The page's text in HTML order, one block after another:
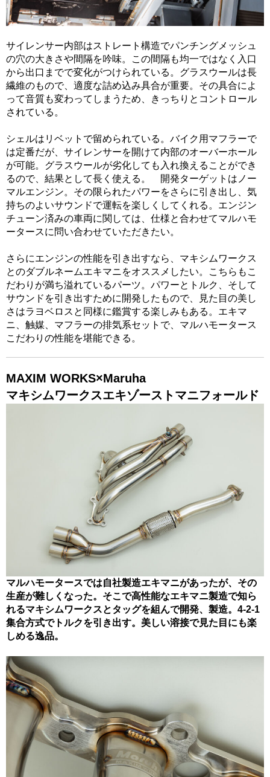
サイレンサー内部はストレート構造でパンチングメッシュ
の穴の大きさや間隔を吟味。この間隔も均一ではなく入口
から出口までで変化がつけられている。グラスウールは長
繊維のもので、適度な詰め込み具合が重要。その具合によ
って音質も変わってしまうため、きっちりとコントロール
されている。
シェルはリベットで留められている。バイク用マフラーで
は定番だが、サイレンサーを開けて内部のオーバーホール
が可能。グラスウールが劣化しても入れ換えることができ
るので、結果として長く使える。 開発ターゲットはノー
マルエンジン。その限られたパワーをさらに引き出し、気
持ちのよいサウンドで運転を楽しくしてくれる。エンジン
チューン済みの車両に関しては、仕様と合わせてマルハモ
ータースに問い合わせていただきたい。
さらにエンジンの性能を引き出すなら、マキシムワークス
とのダブルネームエキマニをオススメしたい。こちらもこ
だわりが満ち溢れているパーツ。パワーとトルク、そして
サウンドを引き出すために開発したもので、見た目の美し
さはラヨベロスと同様に鑑賞する楽しみもある。エキマ
ニ、触媒、マフラーの排気系セットで、マルハモータース
こだわりの性能を堪能できる。
MAXIM WORKS×Maruha
マキシムワークスエキゾーストマニフォールド
マルハモータースでは自社製造エキマニがあったが、その
生産が難しくなった。そこで高性能なエキマニ製造で知ら
れるマキシムワークスとタッグを組んで開発、製造。4-2-1
集合方式でトルクを引き出す。美しい溶接で見た目にも楽
しめる逸品。